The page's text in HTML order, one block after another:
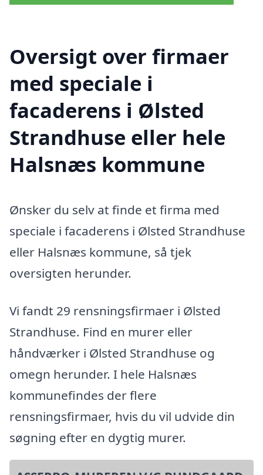
Oversigt over firmaer
med speciale i
facaderens i Ølsted
Strandhuse eller hele
Halsnæs kommune
Ønsker du selv at finde et firma med
speciale i facaderens i Ølsted Strandhuse
eller Halsnæs kommune, så tjek
oversigten herunder.
Vi fandt 29 rensningsfirmaer i Ølsted
Strandhuse. Find en murer eller
håndværker i Ølsted Strandhuse og
omegn herunder. I hele Halsnæs
kommunefindes der flere
rensningsfirmaer, hvis du vil udvide din
søgning efter en dygtig murer.